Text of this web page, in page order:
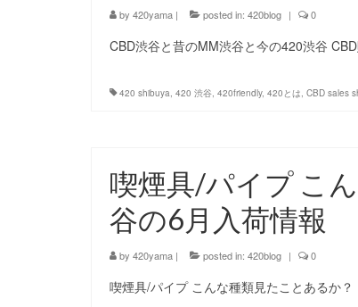
by 420yama | posted in: 420blog | 0
CBD渋谷と昔のMM渋谷と今の420渋谷
420 shibuya, 420 渋谷, 420friendly, 420とは, CBD sales
喫煙具/パイプ こ
谷の6月入荷情報
by 420yama | posted in: 420blog | 0
喫煙具/パイプ こんな種類見たことあるか